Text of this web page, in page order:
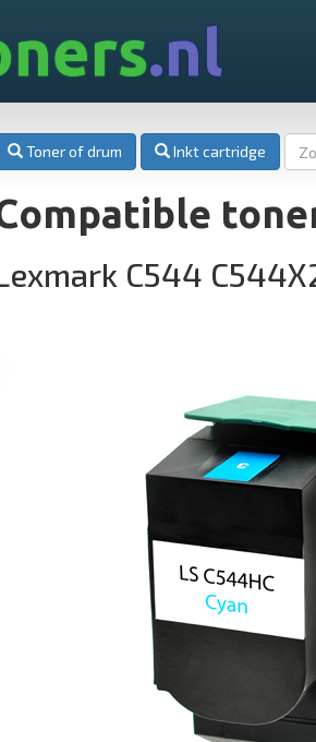
.nl
Toner of drum Inkt cartridge
C544